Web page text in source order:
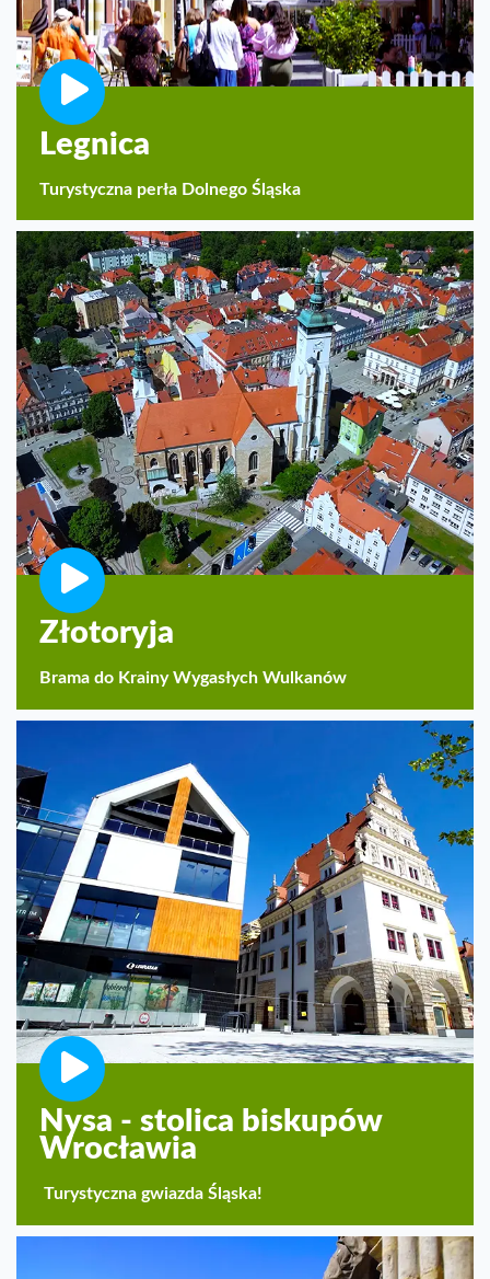
Legnica
Turystyczna perła Dolnego Śląska
Złotoryja
Brama do Krainy Wygasłych Wulkanów
Nysa - stolica biskupów
Wrocławia
Turystyczna gwiazda Śląska!